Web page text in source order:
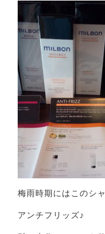
梅雨時期にはこのシ
アンチフリッズ♪